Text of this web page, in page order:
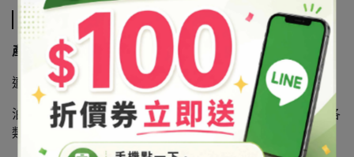
商品介紹
產品說明
適合分散於油性、樹脂、塑膠等產品。
油分散顏料，適合分散於臘脂類、油性溶劑、油性樹脂、各
類塑膠等產品。